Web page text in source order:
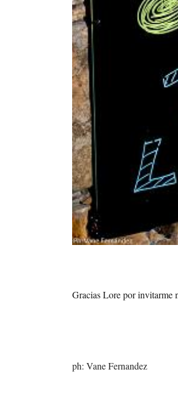
Gracias Lore por invitarme
ph: Vane Fernandez